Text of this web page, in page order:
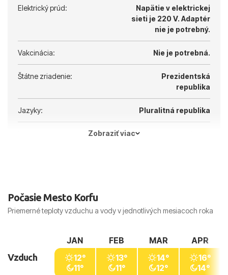
Elektrický prúd:
Napätie v elektrickej
sieti je 220 V. Adaptér
nie je potrebný.
Vakcinácia: Nie je potrebná.
Štátne zriadenie:
Prezidentská
republika
Jazyky: Pluralitná republika
Zobraziť viac
Počasie Mesto Korfu
Priemerné teploty vzduchu a vody v jednotlivých mesiacoch roka
Vzduch
JAN
12°
11°
FEB
13°
11°
MAR
14°
12°
APR
16°
14°